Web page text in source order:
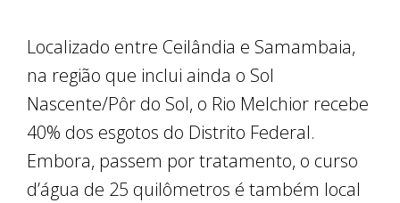
Localizado entre Ceilândia e Samambaia,
na região que inclui ainda o Sol
Nascente/Pôr do Sol, o Rio Melchior recebe
40% dos esgotos do Distrito Federal.
Embora, passem por tratamento, o curso
d’água de 25 quilômetros é também local